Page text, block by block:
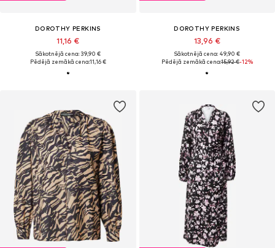
DOROTHY PERKINS
11,16 €
Sākotnējā cena: 39,90 €
Pēdējā zemākā cena:11,16 €
DOROTHY PERKINS
13,96 €
Sākotnējā cena: 49,90 €
Pēdējā zemākā cena:15,92 €-12%